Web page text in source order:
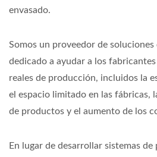
envasado.
Somos un proveedor de
dedicado a ayudar a los
reales de producción, incluidos la
el espacio limitado en las fábricas,
de productos y el aumento de los
En lugar de desarrollar sistemas